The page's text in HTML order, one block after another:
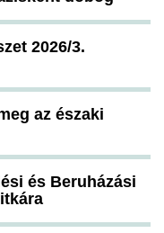
2026/3.
az északi
és Beruházási